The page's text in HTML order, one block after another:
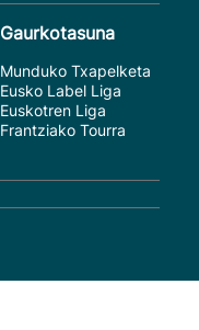
Gaurkotasuna
Munduko Txapelketa
Eusko Label Liga
Euskotren Liga
Frantziako Tourra